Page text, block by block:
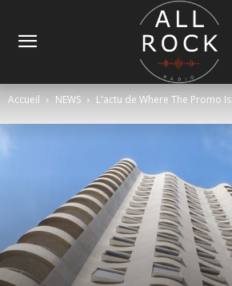
Accueil NEWS L'actu de Where The Promo Is